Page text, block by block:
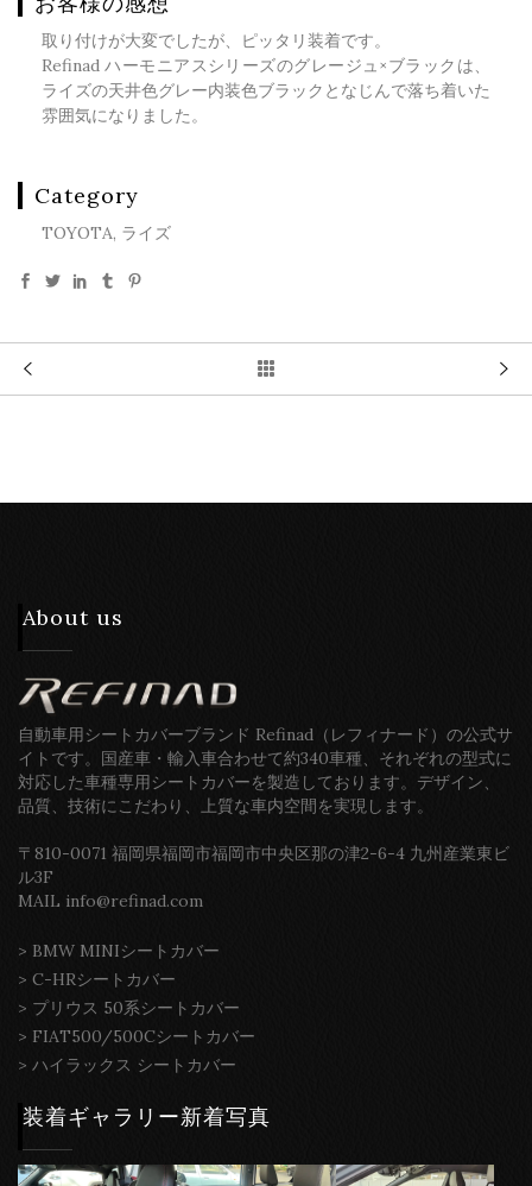
取り付けが大変でしたが、ピッタリ装着です。
Refinad ハーモニアスシリーズのグレージュ×ブラックは、
ライズの天井色グレー内装色ブラックとなじんで落ち着いた
雰囲気になりました。
Category
TOYOTA, ライズ
About us
自動車用シートカバーブランド Refinad（レフィナード）の公式サ
イトです。国産車・輸入車合わせて約340車種、それぞれの型式に
対応した車種専用シートカバーを製造しております。デザイン、
品質、技術にこだわり、上質な車内空間を実現します。
〒810-0071 福岡県福岡市福岡市中央区那の津2-6-4 九州産業東ビ
ル3F
MAIL info@refinad.com
> BMW MINIシートカバー
> C-HRシートカバー
> プリウス 50系シートカバー
> FIAT500/500Cシートカバー
> ハイラックス シートカバー
装着ギャラリー新着写真